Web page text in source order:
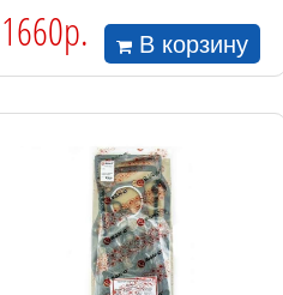
1660р. В корзину